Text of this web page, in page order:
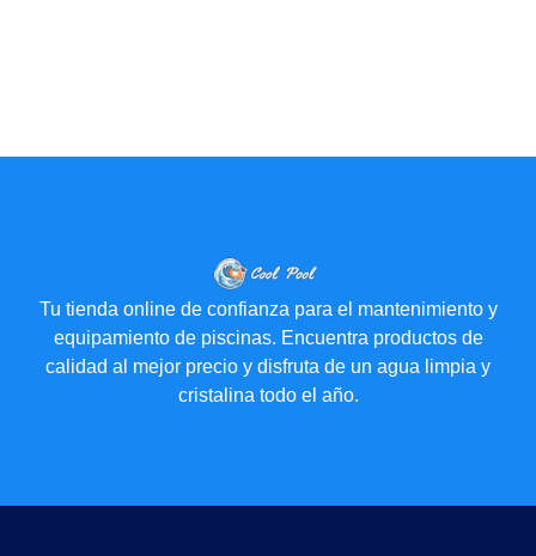
Tu tienda online de confianza para el mantenimiento y
equipamiento de piscinas. Encuentra productos de
calidad al mejor precio y disfruta de un agua limpia y
cristalina todo el año.